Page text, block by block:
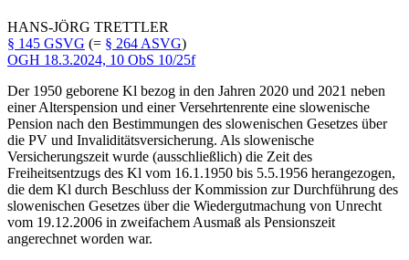
HANS-JÖRG TRETTLER
§ 145 GSVG (= § 264 ASVG)
OGH 18.3.2024, 10 ObS 10/25f
Der 1950 geborene Kl bezog in den Jahren 2020 und 2021 neben
einer Alterspension und einer Versehrtenrente eine slowenische
Pension nach den Bestimmungen des slowenischen Gesetzes über
die PV und Invaliditätsversicherung. Als slowenische
Versicherungszeit wurde (ausschließlich) die Zeit des
Freiheitsentzugs des Kl vom 16.1.1950 bis 5.5.1956 herangezogen,
die dem Kl durch Beschluss der Kommission zur Durchführung des
slowenischen Gesetzes über die Wiedergutmachung von Unrecht
vom 19.12.2006 in zweifachem Ausmaß als Pensionszeit
angerechnet worden war.